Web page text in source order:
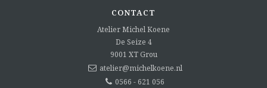
CONTACT
Atelier Michel Koene
De Seize 4
9001 XT Grou
atelier@michelkoene.nl
0566 - 621 056